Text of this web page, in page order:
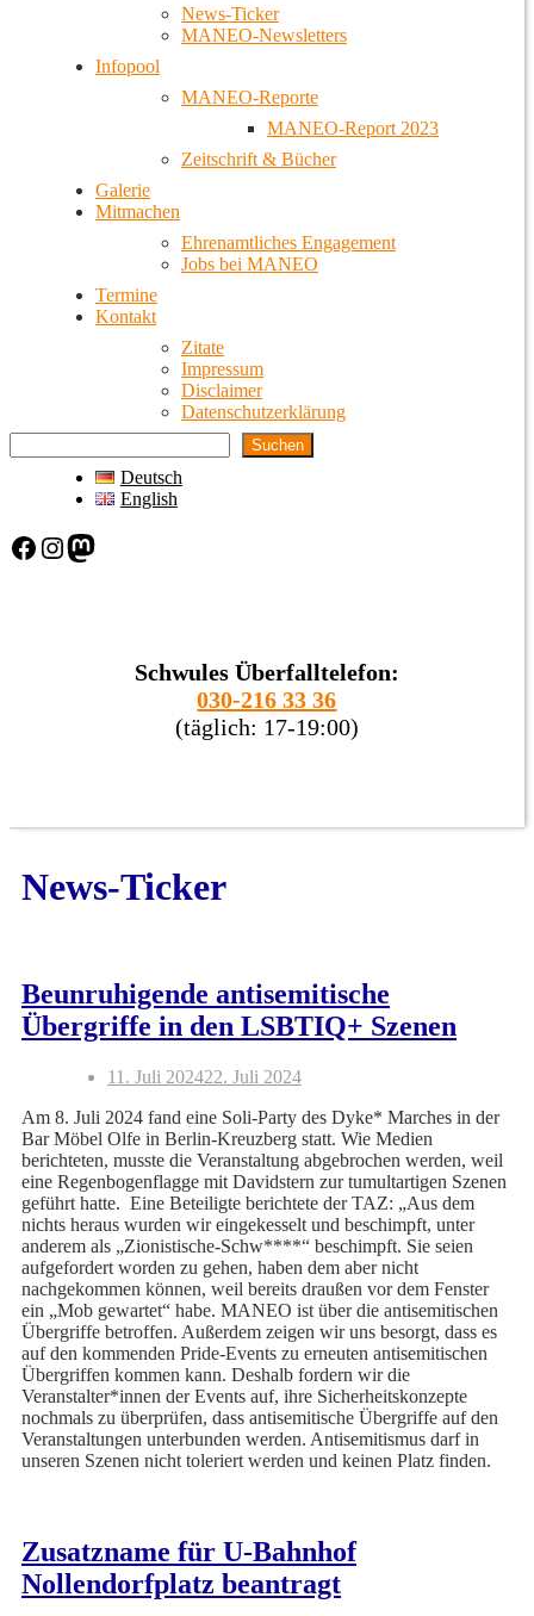
News-Ticker
MANEO-Newsletters
Infopool
MANEO-Reporte
MANEO-Report 2023
Zeitschrift & Bücher
Galerie
Mitmachen
Ehrenamtliches Engagement
Jobs bei MANEO
Termine
Kontakt
Zitate
Impressum
Disclaimer
Datenschutzerklärung
Suchen
Deutsch
English
Facebook Instagram Mastodon
Schwules Überfalltelefon:
030-216 33 36
(täglich: 17-19:00)
News-Ticker
Beunruhigende antisemitische
Übergriffe in den LSBTIQ+ Szenen
11. Juli 202422. Juli 2024
Am 8. Juli 2024 fand eine Soli-Party des Dyke* Marches in der
Bar Möbel Olfe in Berlin-Kreuzberg statt. Wie Medien
berichteten, musste die Veranstaltung abgebrochen werden, weil
eine Regenbogenflagge mit Davidstern zur tumultartigen Szenen
geführt hatte. Eine Beteiligte berichtete der TAZ: „Aus dem
nichts heraus wurden wir eingekesselt und beschimpft, unter
anderem als „Zionistische-Schw****“ beschimpft. Sie seien
aufgefordert worden zu gehen, haben dem aber nicht
nachgekommen können, weil bereits draußen vor dem Fenster
ein „Mob gewartet“ habe. MANEO ist über die antisemitischen
Übergriffe betroffen. Außerdem zeigen wir uns besorgt, dass es
auf den kommenden Pride-Events zu erneuten antisemitischen
Übergriffen kommen kann. Deshalb fordern wir die
Veranstalter*innen der Events auf, ihre Sicherheitskonzepte
nochmals zu überprüfen, dass antisemitische Übergriffe auf den
Veranstaltungen unterbunden werden. Antisemitismus darf in
unseren Szenen nicht toleriert werden und keinen Platz finden.
Zusatzname für U-Bahnhof
Nollendorfplatz beantragt